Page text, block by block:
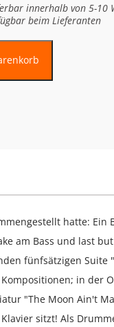
innerhalb von 5-10
beim Lieferanten
hatte: Ein
am Bass und last
fünfsätzigen Suite
in der
"The Moon Ain't
sitzt! Als